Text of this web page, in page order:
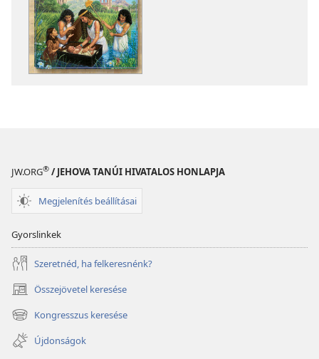
JW.ORG® / JEHOVA TANÚI HIVATALOS HONLAPJA
Megjelenítés beállításai
Gyorslinkek
Szeretnéd, ha felkeresnénk?
Összejövetel keresése
(opens
new
window)
Kongresszus keresése
(opens
new
window)
Újdonságok